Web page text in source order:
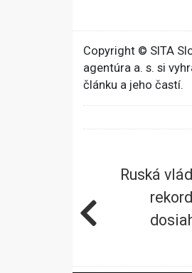
Copyright © SITA
agentúra a. s. si
článku a jeho častí.
Ruská